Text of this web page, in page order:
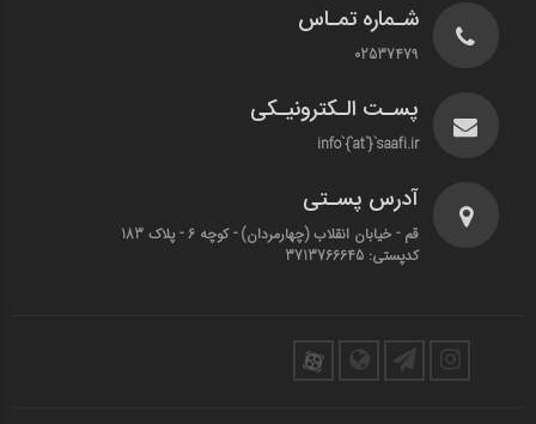
شـماره تمـاس
02537479
پسـت الـکترونیـکی
info`{`at`}`saafi.ir
آدرس پسـتی
قم - خیابان انقلاب (چهارمردان)‌ - کوچه 6 - پلاک 183
کدپستی: 3713766645